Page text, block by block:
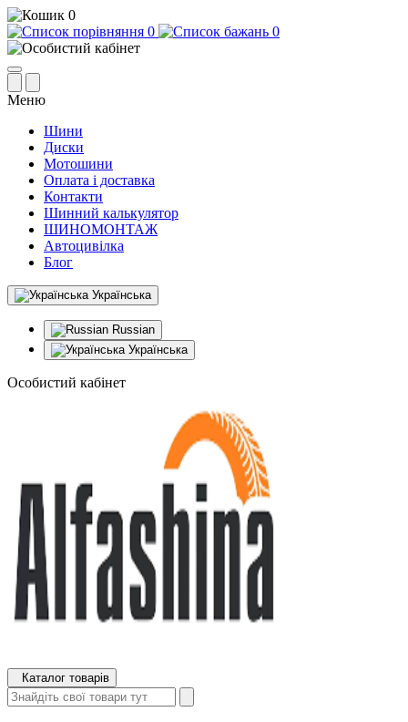
0
0
0
Меню
Шини
Диски
Мотошини
Оплата і доставка
Контакти
Шинний калькулятор
ШИНОМОНТАЖ
Автоцивілка
Блог
Українська
Russian
Українська
Особистий кабінет
Каталог товарів